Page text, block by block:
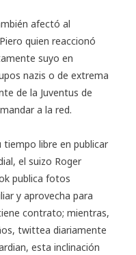
afectó al
quien reaccionó
suyo en
nazis o de extrema
de la Juventus de
a la red.
libre en publicar
el suizo Roger
publica fotos
y aprovecha para
contrato; mientras,
twittea diariamente
esta inclinación